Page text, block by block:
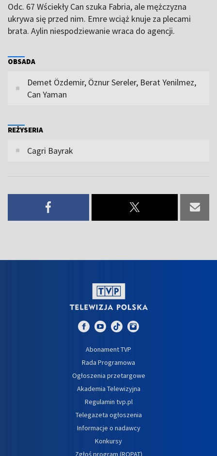
Odc. 67 Wściekły Can szuka Fabria, ale mężczyzna
ukrywa się przed nim. Emre wciąż knuje za plecami
brata. Aylin niespodziewanie wraca do agencji.
OBSADA
Demet Özdemir, Öznur Sereler, Berat Yenilmez,
Can Yaman
REŻYSERIA
Cagri Bayrak
Abonament TVP
Rada Programowa
Ogłoszenia przetargowe
Akademia Telewizyjna
Regulamin tvp.pl
Telegazeta ogłoszenia
Informacje o nadawcy
Konkursy
Zgłoś program (ROPAT)